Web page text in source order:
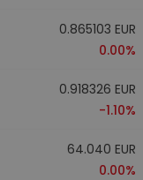
0.865103 EUR
0.00%
0.918326 EUR
-1.10%
64.040 EUR
0.00%